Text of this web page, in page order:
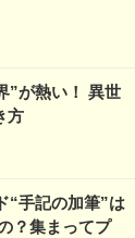
”が熱い！ 異世
方
“手記の加筆”は
？集まってプ